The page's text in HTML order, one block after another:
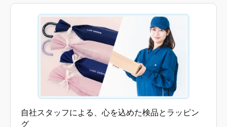
自社スタッフによる、心を込めた検品とラッピン
グ